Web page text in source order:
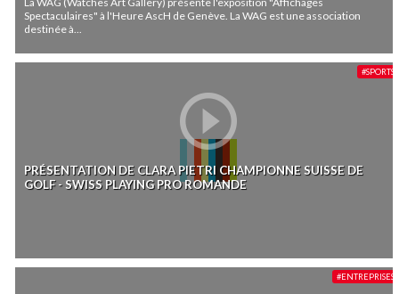
Spectaculaires" à l'Heure AscH de Genève. La WAG est une association
destinée à...
PRÉSENTATION DE CLARA PIETRI CHAMPIONNE SUISSE DE
GOLF - SWISS PLAYING PRO ROMANDE
#SPORTS
#ENTREPRISES